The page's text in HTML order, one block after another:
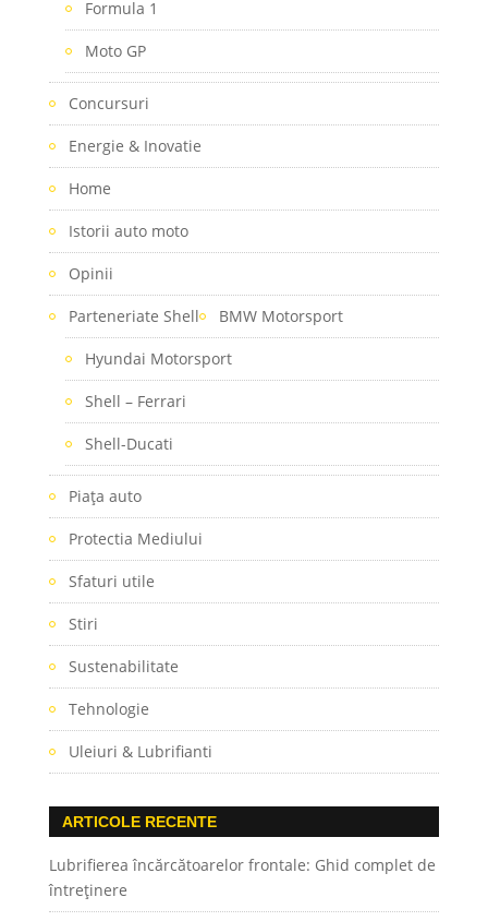
Formula 1
Moto GP
Concursuri
Energie & Inovatie
Home
Istorii auto moto
Opinii
Parteneriate Shell BMW Motorsport
Hyundai Motorsport
Shell – Ferrari
Shell-Ducati
Piaţa auto
Protectia Mediului
Sfaturi utile
Stiri
Sustenabilitate
Tehnologie
Uleiuri & Lubrifianti
ARTICOLE RECENTE
Lubrifierea încărcătoarelor frontale: Ghid complet de
întreținere